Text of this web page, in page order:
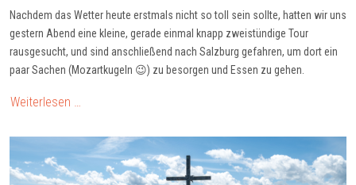
Nachdem das Wetter heute erstmals nicht so toll sein sollte, hatten wir uns
gestern Abend eine kleine, gerade einmal knapp zweistündige Tour
rausgesucht, und sind anschließend nach Salzburg gefahren, um dort ein
paar Sachen (Mozartkugeln 😉) zu besorgen und Essen zu gehen.
Weiterlesen …